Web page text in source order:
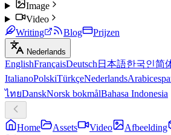
Image
Video
Writing
Blog Prijzen
Nederlands
EnglishFrançaisDeutsch 日本語한국인简
ItalianoPolskiTürkçeNederlandsArabic
ไทยDanskNorsk bokmålBahasa Indonesia
Home Assets Video Afbeelding